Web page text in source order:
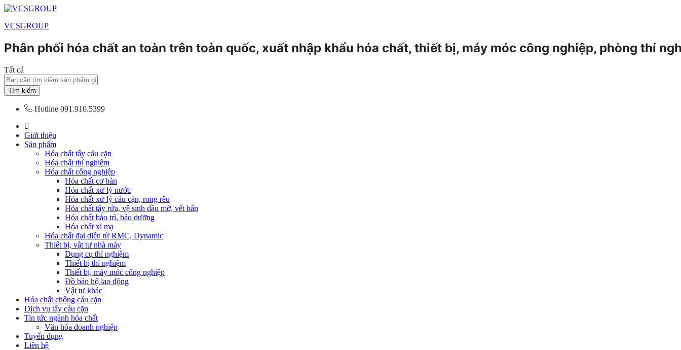
VCSGROUP
Phân phối hóa chất an toàn trên toàn quốc, xuất nhập khẩu hóa chất, thiết bị, máy móc công nghiệp, phòng thí
Tất cả
Tìm kiếm
Hotline 091.910.5399
Giới thiệu
Sản phẩm
Hóa chất tẩy cáu cặn
Hóa chất thí nghiệm
Hóa chất công nghiệp
Hóa chất cơ bản
Hóa chất xử lý nước
Hóa chất xử lý cáu cặn, rong rêu
Hóa chất tẩy rửa, vệ sinh dầu mỡ, vết bẩn
Hóa chất bảo trì, bảo dưỡng
Hóa chất xi mạ
Hóa chất đại diện từ RMC, Dynamic
Thiết bị, vật tư nhà máy
Dụng cụ thí nghiệm
Thiết bị thí nghiệm
Thiết bị, máy móc công nghiệp
Đồ bảo hộ lao động
Vật tư khác
Hóa chất chống cáu cặn
Dịch vụ tẩy cáu cặn
Tin tức ngành hóa chất
Văn hóa doanh nghiệp
Tuyển dụng
Liên hệ